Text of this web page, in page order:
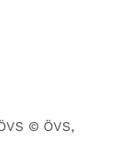
© ÖVS,